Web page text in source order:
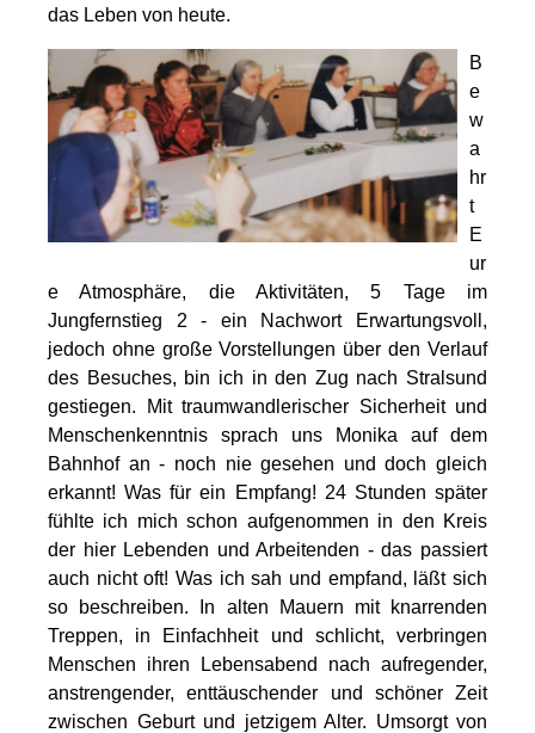
das Leben von heute.
B
e
w
a
hr
t
E
ur
e Atmosphäre, die Aktivitäten, 5 Tage im
Jungfernstieg 2 - ein Nachwort Erwartungsvoll,
jedoch ohne große Vorstellungen über den Verlauf
des Besuches, bin ich in den Zug nach Stralsund
gestiegen. Mit traumwandlerischer Sicherheit und
Menschenkenntnis sprach uns Monika auf dem
Bahnhof an - noch nie gesehen und doch gleich
erkannt! Was für ein Empfang! 24 Stunden später
fühlte ich mich schon aufgenommen in den Kreis
der hier Lebenden und Arbeitenden - das passiert
auch nicht oft! Was ich sah und empfand, läßt sich
so beschreiben. In alten Mauern mit knarrenden
Treppen, in Einfachheit und schlicht, verbringen
Menschen ihren Lebensabend nach aufregender,
anstrengender, enttäuschender und schöner Zeit
zwischen Geburt und jetzigem Alter. Umsorgt von